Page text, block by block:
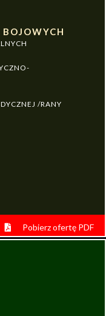
/RANY
Pobierz ofertę PDF